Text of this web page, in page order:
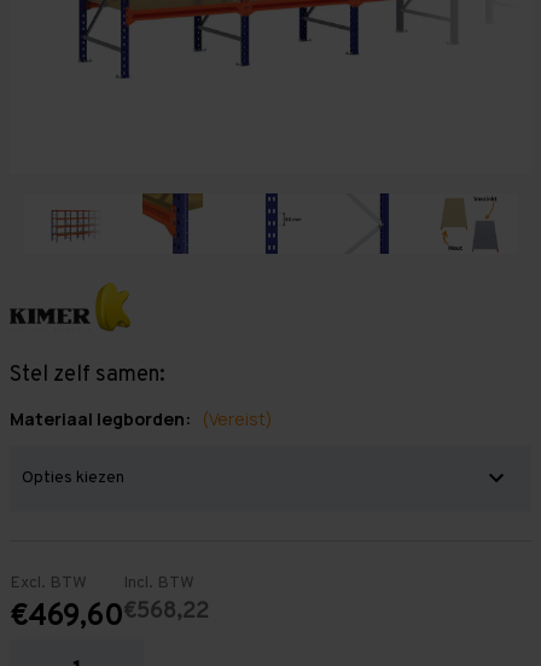
Stel zelf samen:
Materiaal legborden: (Vereist)
Excl. BTW
€469,60
Incl. BTW
€568,22